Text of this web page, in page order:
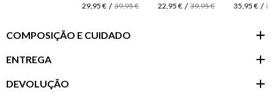
29,95 € / 39,95 € 22,95 € / 39,95 € 35,95 € /
COMPOSIÇÃO E CUIDADO
ENTREGA
DEVOLUÇÃO